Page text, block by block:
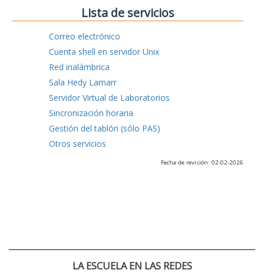
Lista de servicios
Correo electrónico
Cuenta shell en servidor Unix
Red inalámbrica
Sala Hedy Lamarr
Servidor Virtual de Laboratorios
Sincronización horaria
Gestión del tablón (sólo PAS)
Otros servicios
Fecha de revisión: 02-02-2026
LA ESCUELA EN LAS REDES